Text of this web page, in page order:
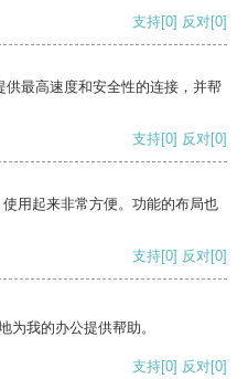
支持[0] 反对[0]
最高速度和安全性的连接，并帮
支持[0] 反对[0]
用起来非常方便。功能的布局也
支持[0] 反对[0]
为我的办公提供帮助。
支持[0] 反对[0]